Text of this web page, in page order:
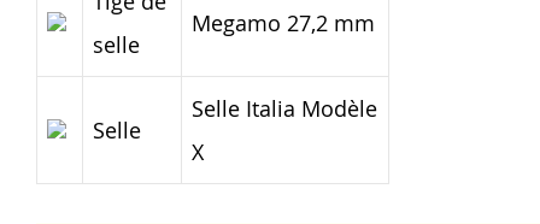
selle
Megamo 27,2 mm
Selle
Selle Italia Modèle
X